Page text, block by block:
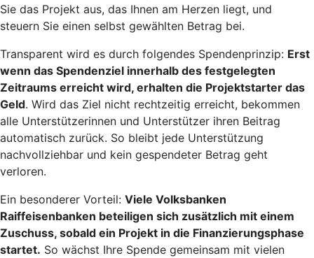
Sie das Projekt aus, das Ihnen am Herzen liegt, und
steuern Sie einen selbst gewählten Betrag bei.
Transparent wird es durch folgendes Spendenprinzip: Erst
wenn das Spendenziel innerhalb des festgelegten
Zeitraums erreicht wird, erhalten die Projektstarter das
Geld. Wird das Ziel nicht rechtzeitig erreicht, bekommen
alle Unterstützerinnen und Unterstützer ihren Beitrag
automatisch zurück. So bleibt jede Unterstützung
nachvollziehbar und kein gespendeter Betrag geht
verloren.
Ein besonderer Vorteil: Viele Volksbanken
Raiffeisenbanken beteiligen sich zusätzlich mit einem
Zuschuss, sobald ein Projekt in die Finanzierungsphase
startet. So wächst Ihre Spende gemeinsam mit vielen